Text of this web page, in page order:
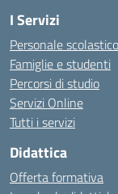
I Servizi
Personale scolastico
Famiglie e studenti
Percorsi di studio
Servizi Online
Tutti i servizi
Didattica
Offerta formativa